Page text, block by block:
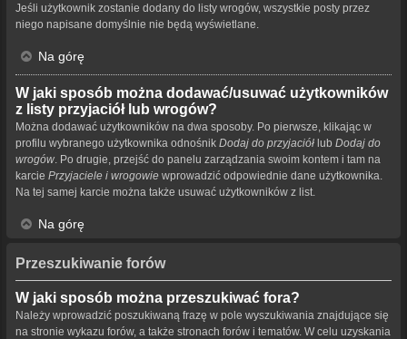
Jeśli użytkownik zostanie dodany do listy wrogów, wszystkie posty przez
niego napisane domyślnie nie będą wyświetlane.
Na górę
W jaki sposób można dodawać/usuwać użytkowników
z listy przyjaciół lub wrogów?
Można dodawać użytkowników na dwa sposoby. Po pierwsze, klikając w
profilu wybranego użytkownika odnośnik Dodaj do przyjaciół lub Dodaj do
wrogów . Po drugie, przejść do panelu zarządzania swoim kontem i tam na
karcie Przyjaciele i wrogowie wprowadzić odpowiednie dane użytkownika.
Na tej samej karcie można także usuwać użytkowników z list.
Na górę
Przeszukiwanie forów
W jaki sposób można przeszukiwać fora?
Należy wprowadzić poszukiwaną frazę w pole wyszukiwania znajdujące się
na stronie wykazu forów, a także stronach forów i tematów. W celu uzyskania